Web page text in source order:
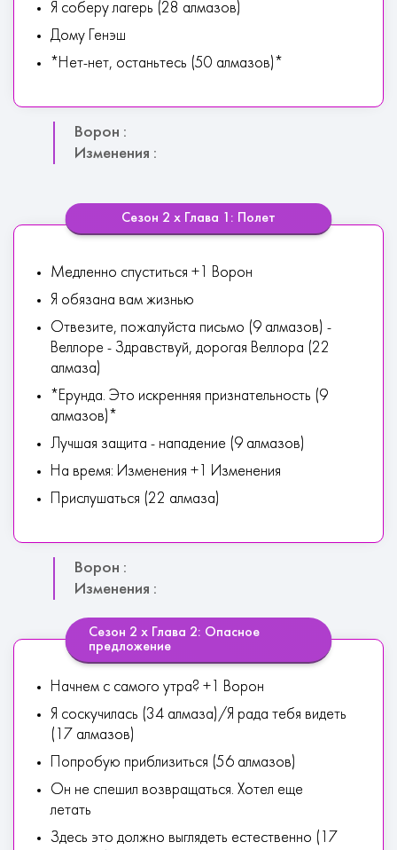
Я соберу лагерь (28 алмазов)
Дому Генэш
*Нет-нет, останьтесь (50 алмазов)*
Ворон :
Изменения :
Сезон 2 х Глава 1: Полет
Медленно спуститься +1 Ворон
Я обязана вам жизнью
Отвезите, пожалуйста письмо (9 алмазов) -
Веллоре - Здравствуй, дорогая Веллора (22
алмаза)
*Ерунда. Это искренняя признательность (9
алмазов)*
Лучшая защита - нападение (9 алмазов)
На время: Изменения +1 Изменения
Прислушаться (22 алмаза)
Ворон :
Изменения :
Сезон 2 х Глава 2: Опасное
предложение
Начнем с самого утра? +1 Ворон
Я соскучилась (34 алмаза)/Я рада тебя видеть
(17 алмазов)
Попробую приблизиться (56 алмазов)
Он не спешил возвращаться. Хотел еще
летать
Здесь это должно выглядеть естественно (17